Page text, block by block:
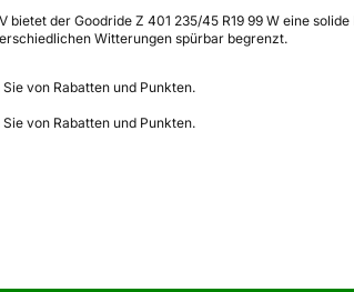
der Goodride Z 401 235/45 R19 99 W eine
Witterungen spürbar begrenzt.
von Rabatten und Punkten.
von Rabatten und Punkten.